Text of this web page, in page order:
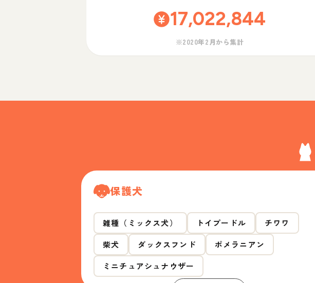
17,022,844
※2020年2月から集計
保護犬
雑種（ミックス犬） トイプードル
チワワ
柴犬
ダックスフンド
ポメラニアン
ミニチュアシュナウザー